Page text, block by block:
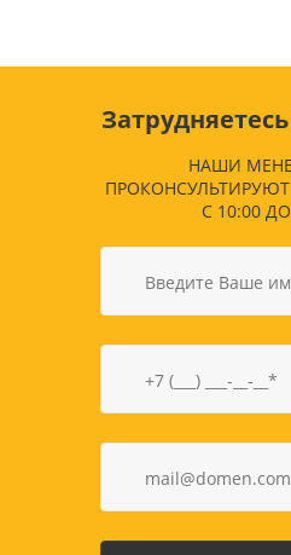
НАШИ
С 10:00